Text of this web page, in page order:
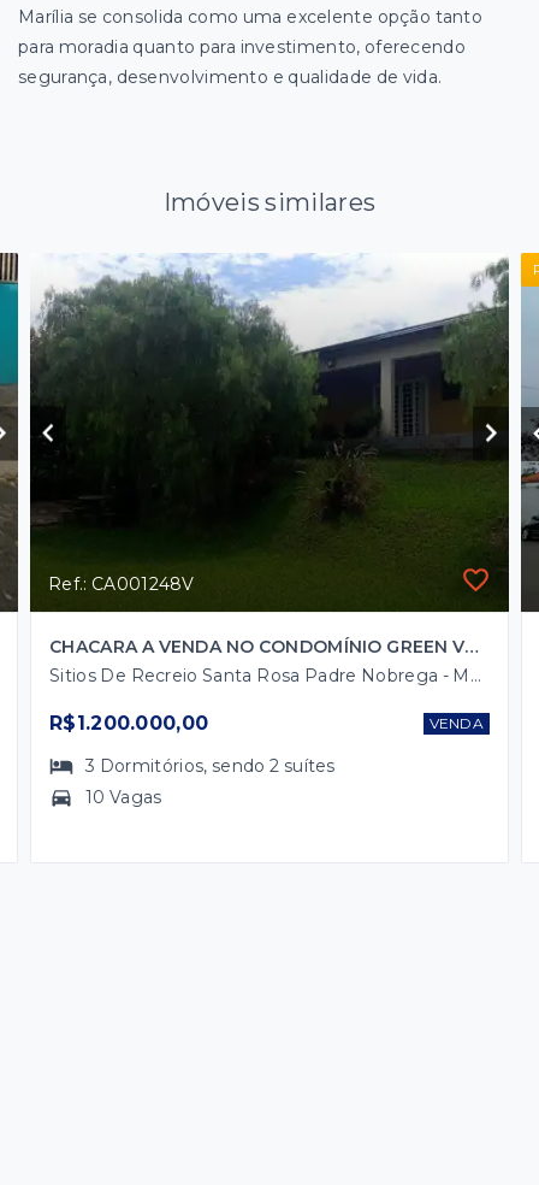
Marília se consolida como uma excelente opção tanto
para moradia quanto para investimento, oferecendo
segurança, desenvolvimento e qualidade de vida.
Imóveis similares
Ref.: CA001248V
CHACARA A VENDA NO CONDOMÍNIO GREEN VALEY
Sitios De Recreio Santa Rosa Padre Nobrega - Marília/SP
R$1.200.000,00 VENDA
3 Dormitórios, sendo2 suítes
10 Vagas